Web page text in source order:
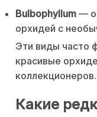
Bulbophyllum —
орхидей с
Эти виды часто
красивые
коллекционеров.
Какие